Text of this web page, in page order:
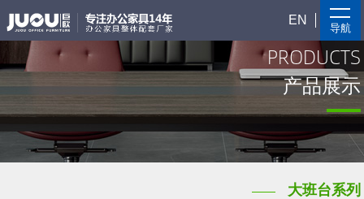
导航
EN
PRODUCTS
产品展示
大班台系列